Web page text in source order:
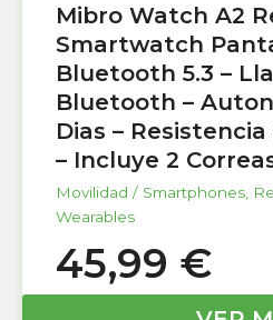
Mibro Watch A2
Smartwatch
Bluetooth 5.3 –
Bluetooth –
Dias –
– Incluye 2
Movilidad / Smartphones
Wearables
45,99 €